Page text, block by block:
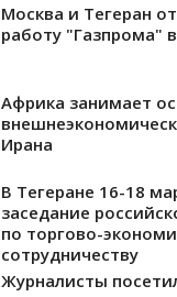
Москва и Тегеран
работу "Газпрома"
Африка занимает
Ирана
В Тегеране 16-18
заседание
по торгово-
сотрудничеству
Журналисты